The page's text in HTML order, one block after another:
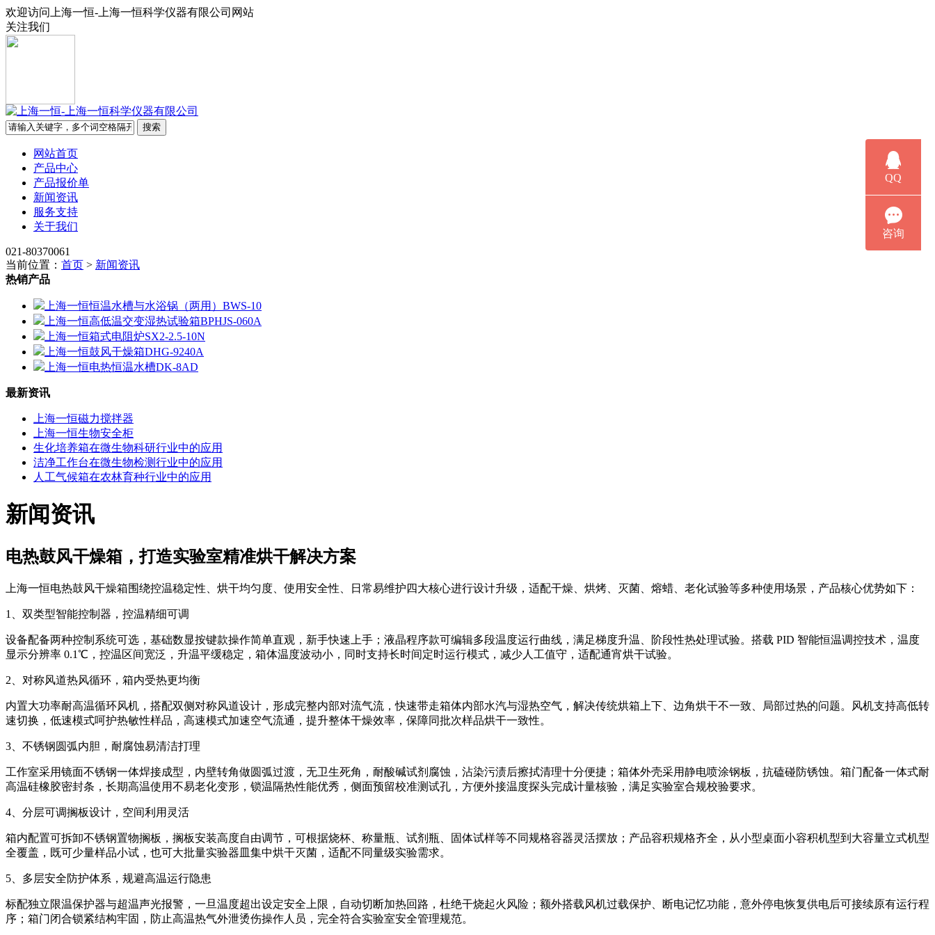
欢迎访问上海一恒-上海一恒科学仪器有限公司网站
关注我们
网站首页
产品中心
产品报价单
新闻资讯
服务支持
关于我们
021-80370061
当前位置： 首页 > 新闻资讯
热销产品
上海一恒恒温水槽与水浴锅（两用）BWS-10
上海一恒高低温交变湿热试验箱BPHJS-060A
上海一恒箱式电阻炉SX2-2.5-10N
上海一恒鼓风干燥箱DHG-9240A
上海一恒电热恒温水槽DK-8AD
最新资讯
上海一恒磁力搅拌器
上海一恒生物安全柜
生化培养箱在微生物科研行业中的应用
洁净工作台在微生物检测行业中的应用
人工气候箱在农林育种行业中的应用
新闻资讯
电热鼓风干燥箱，打造实验室精准烘干解决方案
上海一恒电热鼓风干燥箱围绕控温稳定性、烘干均匀度、使用安全性、日常易维护四大核心进行设计升级，适配干燥、烘烤、灭菌、熔蜡、老化试验等多种使用场景，产品核心优势如下：
1、双类型智能控制器，控温精细可调
设备配备两种控制系统可选，基础数显按键款操作简单直观，新手快速上手；液晶程序款可编辑多段温度运行曲线，满足梯度升温、阶段性热处理试验。搭载 PID 智能恒温调控技术，温度
显示分辨率 0.1℃，控温区间宽泛，升温平缓稳定，箱体温度波动小，同时支持长时间定时运行模式，减少人工值守，适配通宵烘干试验。
2、对称风道热风循环，箱内受热更均衡
内置大功率耐高温循环风机，搭配双侧对称风道设计，形成完整内部对流气流，快速带走箱体内部水汽与湿热空气，解决传统烘箱上下、边角烘干不一致、局部过热的问题。风机支持高低转
速切换，低速模式呵护热敏性样品，高速模式加速空气流通，提升整体干燥效率，保障同批次样品烘干一致性。
3、不锈钢圆弧内胆，耐腐蚀易清洁打理
工作室采用镜面不锈钢一体焊接成型，内壁转角做圆弧过渡，无卫生死角，耐酸碱试剂腐蚀，沾染污渍后擦拭清理十分便捷；箱体外壳采用静电喷涂钢板，抗磕碰防锈蚀。箱门配备一体式耐
高温硅橡胶密封条，长期高温使用不易老化变形，锁温隔热性能优秀，侧面预留校准测试孔，方便外接温度探头完成计量核验，满足实验室合规校验要求。
4、分层可调搁板设计，空间利用灵活
箱内配置可拆卸不锈钢置物搁板，搁板安装高度自由调节，可根据烧杯、称量瓶、试剂瓶、固体试样等不同规格容器灵活摆放；产品容积规格齐全，从小型桌面小容积机型到大容量立式机型
全覆盖，既可少量样品小试，也可大批量实验器皿集中烘干灭菌，适配不同量级实验需求。
5、多层安全防护体系，规避高温运行隐患
标配独立限温保护器与超温声光报警，一旦温度超出设定安全上限，自动切断加热回路，杜绝干烧起火风险；额外搭载风机过载保护、断电记忆功能，意外停电恢复供电后可接续原有运行程
序；箱门闭合锁紧结构牢固，防止高温热气外泄烫伤操作人员，完全符合实验室安全管理规范。